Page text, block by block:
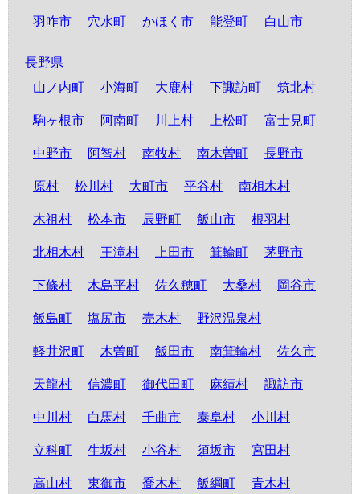
羽咋市 穴水町 かほく市 能登町 白山市
長野県
山ノ内町
小海町 大鹿村 下諏訪町 筑北村
駒ヶ根市 阿南町 川上村 上松町 富士見町
中野市 阿智村 南牧村 南木曽町 長野市
原村 松川村 大町市 平谷村 南相木村
木祖村 松本市 辰野町 飯山市 根羽村
北相木村 王滝村 上田市 箕輪町 茅野市
下條村 木島平村 佐久穂町 大桑村 岡谷市
飯島町 塩尻市 売木村 野沢温泉村
軽井沢町 木曽町 飯田市 南箕輪村 佐久市
天龍村 信濃町 御代田町 麻績村 諏訪市
中川村 白馬村 千曲市 泰阜村 小川村
立科町 生坂村 小谷村 須坂市 宮田村
高山村 東御市 喬木村 飯綱町 青木村